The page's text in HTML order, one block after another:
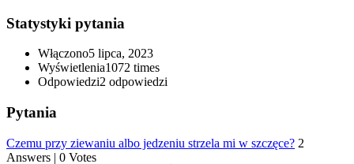
Statystyki pytania
Włączono5 lipca, 2023
Wyświetlenia1072 times
Odpowiedzi2 odpowiedzi
Pytania
Czemu przy ziewaniu albo jedzeniu strzela mi w szczęce? 2
Answers | 0 Votes